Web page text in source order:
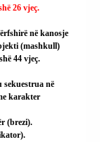
26 vjeç.
në kanosje
(mashkull)
44 vjeç.
në
karakter
(brezi).